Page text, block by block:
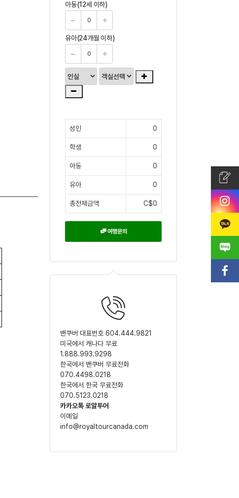
아동(12세 이하)
유아(24개월 이하)
성인 0
학생 0
아동 0
유아 0
총전체금액 C$0
여행문의
밴쿠버 대표번호 604.444.9821
미국에서 캐나다 무료
1.888.993.9298
한국에서 밴쿠버 무료전화
070.4498.0218
한국에서 한국 무료전화
070.5123.0218
카카오톡 로얄투어
이메일
info@royaltourcanada.com